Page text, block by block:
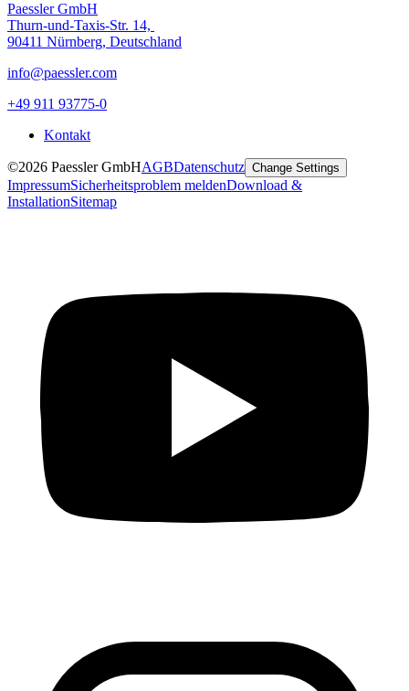
Paessler GmbH
Thurn-und-Taxis-Str. 14,
90411 Nürnberg, Deutschland
info@paessler.com
+49 911 93775-0
Kontakt
©2026 Paessler GmbHAGBDatenschutz Change Settings
ImpressumSicherheitsproblem meldenDownload &
InstallationSitemap